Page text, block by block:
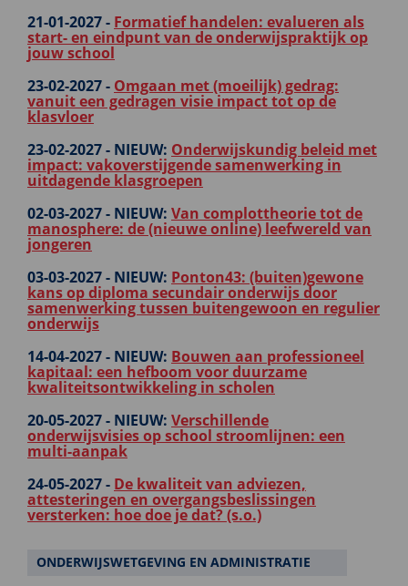
21-01-2027 - Formatief handelen: evalueren als
start- en eindpunt van de onderwijspraktijk op
jouw school
23-02-2027 - Omgaan met (moeilijk) gedrag:
vanuit een gedragen visie impact tot op de
klasvloer
23-02-2027 - NIEUW: Onderwijskundig beleid met
impact: vakoverstijgende samenwerking in
uitdagende klasgroepen
02-03-2027 - NIEUW: Van complottheorie tot de
manosphere: de (nieuwe online) leefwereld van
jongeren
03-03-2027 - NIEUW: Ponton43: (buiten)gewone
kans op diploma secundair onderwijs door
samenwerking tussen buitengewoon en regulier
onderwijs
14-04-2027 - NIEUW: Bouwen aan professioneel
kapitaal: een hefboom voor duurzame
kwaliteitsontwikkeling in scholen
20-05-2027 - NIEUW: Verschillende
onderwijsvisies op school stroomlijnen: een
multi-aanpak
24-05-2027 - De kwaliteit van adviezen,
attesteringen en overgangsbeslissingen
versterken: hoe doe je dat? (s.o.)
ONDERWIJSWETGEVING EN ADMINISTRATIE